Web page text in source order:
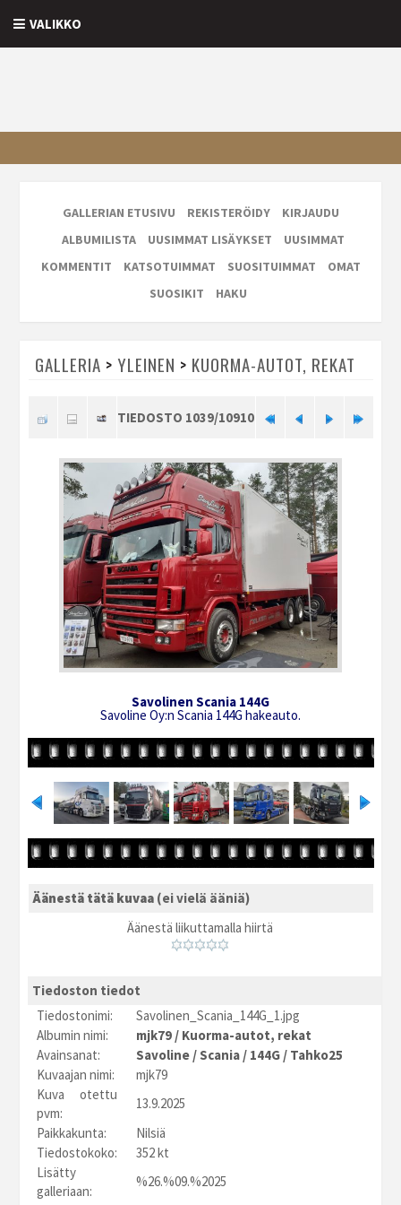
VALIKKO
GALLERIAN ETUSIVU REKISTERÖIDY
KIRJAUDU
ALBUMILISTA
UUSIMMAT LISÄYKSET
UUSIMMAT
KOMMENTIT
KATSOTUIMMAT SUOSITUIMMAT
OMAT
SUOSIKIT
HAKU
GALLERIA > YLEINEN > KUORMA-AUTOT, REKAT
TIEDOSTO 1039/10910
Savolinen Scania 144G
Savoline Oy:n Scania 144G hakeauto.
Äänestä tätä kuvaa (ei vielä ääniä)
Äänestä liikuttamalla hiirtä
Tiedoston tiedot
Tiedostonimi:
Savolinen_Scania_144G_1.jpg
Albumin nimi:
mjk79 / Kuorma-autot, rekat
Avainsanat:
Savoline /Scania / 144G / Tahko25
Kuvaajan nimi:
mjk79
Kuva otettu
pvm:
13.9.2025
Paikkakunta:
Nilsiä
Tiedostokoko:
352 kt
Lisätty
galleriaan:
%26.%09.%2025